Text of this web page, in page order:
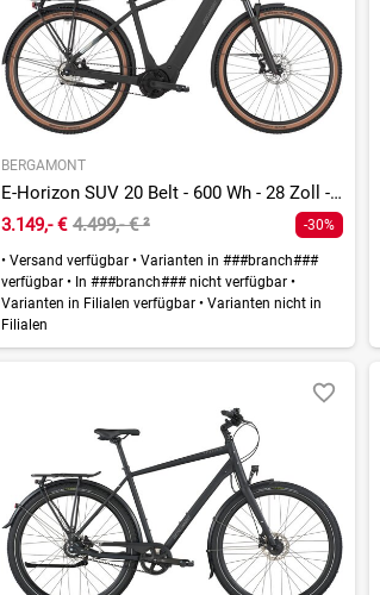
BERGAMONT
E-Horizon SUV 20 Belt - 600 Wh - 28 Zoll - Diamant
3.149,- € 4.499,- €² -30%
•Versand verfügbar •Varianten in ###branch###
verfügbar •In ###branch### nicht verfügbar •
Varianten in Filialen verfügbar •Varianten nicht in
Filialen